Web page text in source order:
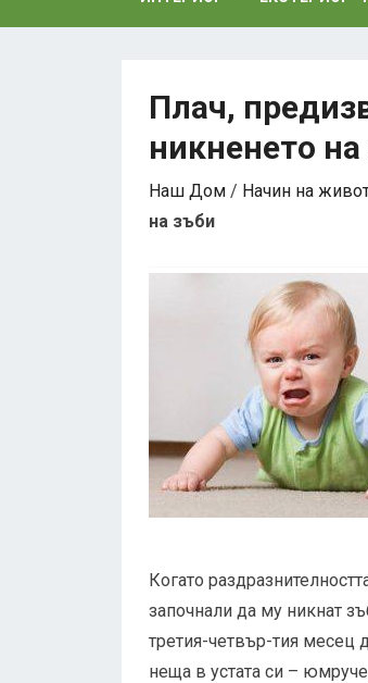
Плач,
никненето
Наш Дом / Начин на
на зъби
Когато
започнали да му никнат
третия-четвър-тия месец
неща в устата си –